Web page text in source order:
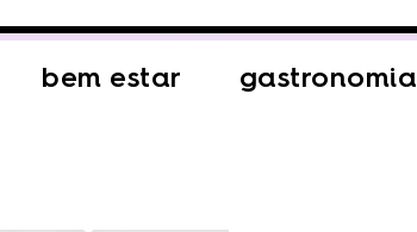
bem estar gastronomia